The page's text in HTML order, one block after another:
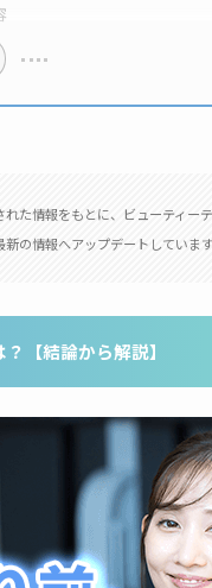
た情報をもとに、ビューティー
の情報へアップデートしていま
【結論から解説】